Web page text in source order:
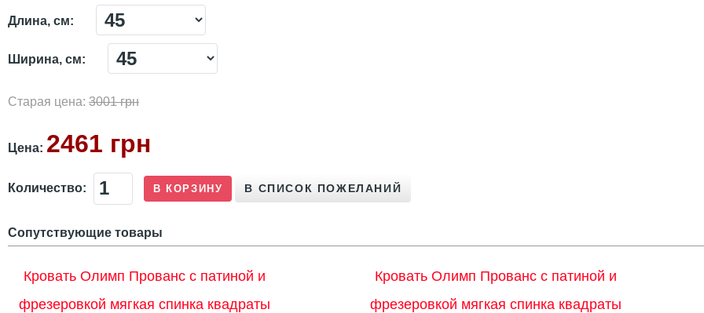
Длина, см:
Ширина, см:
Старая цена: 3001 грн
Цена: 2461 грн
Количество:
Сопутствующие товары
Кровать Олимп Прованс с патиной и
фрезеровкой мягкая спинка квадраты
Кровать Олимп Прованс с патиной и
фрезеровкой мягкая спинка квадраты